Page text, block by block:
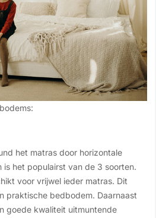
het matras door horizontale
het populairst van de 3 soorten.
voor vrijwel ieder matras. Dit
praktische bedbodem. Daarnaast
goede kwaliteit uitmuntende